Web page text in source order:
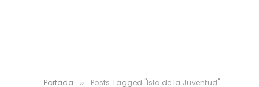
Portada » Posts Tagged "Isla de la Juventud"